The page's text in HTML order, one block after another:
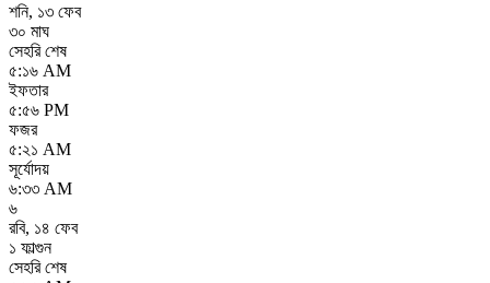
শনি, ১৩ ফেব
৩০ মাঘ
সেহরি শেষ
৫:১৬ AM
ইফতার
৫:৫৬ PM
ফজর
৫:২১ AM
সূর্যোদয়
৬:৩৩ AM
৬
রবি, ১৪ ফেব
১ ফাল্গুন
সেহরি শেষ